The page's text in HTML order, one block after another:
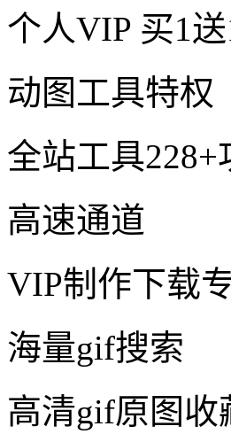
个人VIP 买1
动图工具特权
全站工具228+
高速通道
VIP制作下载
海量gif搜索
高清gif原图收